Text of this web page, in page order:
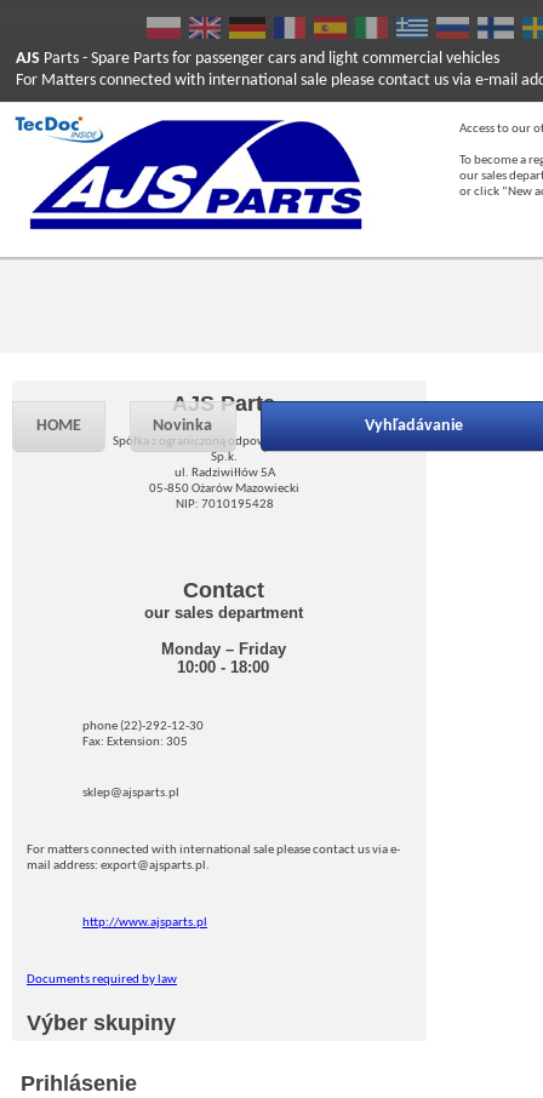
AJS Parts - Spare Parts for passenger cars and light commercial vehicles
For Matters connected with international sale please contact us via e-mail
Access to our
To become a
our sales
or click “New
HOME Novinka Vyhľadávanie
AJS Parts
Spółka z ograniczoną odpowiedzialnością
Sp.k.
ul. Radziwiłłów 5A
05-850 Ożarów Mazowiecki
NIP: 7010195428
Contact
our sales department
Monday – Friday
10:00 - 18:00
phone (22)-292-12-30
Fax: Extension: 305
sklep@ajsparts.pl
For matters connected with international sale please contact us via e-
mail address: export@ajsparts.pl.
http://www.ajsparts.pl
Documents required by law
Výber skupiny
Prihlásenie